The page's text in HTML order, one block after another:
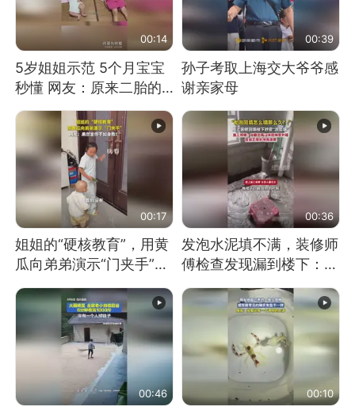
00:14
5岁姐姐示范 5个月宝宝
秒懂 网友：原来二胎的
快乐长这样
00:39
孙子考取上海交大爷爷感
谢亲家母
00:17
姐姐的“硬核教育”，用黄
瓜向弟弟演示“门夹手”，
网友：果然言传不如身
教！
00:36
发泡水泥填不满，装修师
傅检查发现漏到楼下：出
风口未延伸到外墙
00:46 00:10